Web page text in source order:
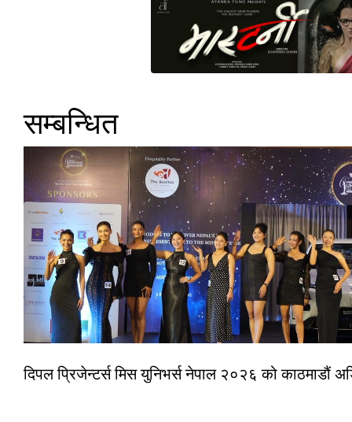
सम्बन्धित
दिपल प्रिजेन्टर्स मिस युनिभर्स नेपाल २०२६ को काठमाडौं